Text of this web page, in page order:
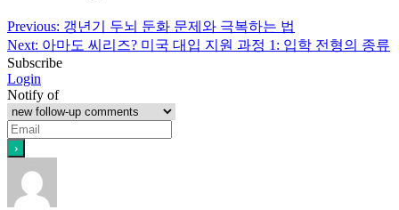
Previous: 갱년기 두뇌 둔화 문제와 극복하는 법
Next: 아마도 씨리즈? 미국 대입 지원 과정 1: 입학 전형의 종류
Subscribe
Login
Notify of